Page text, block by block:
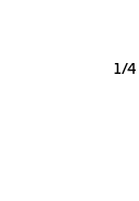
1/4